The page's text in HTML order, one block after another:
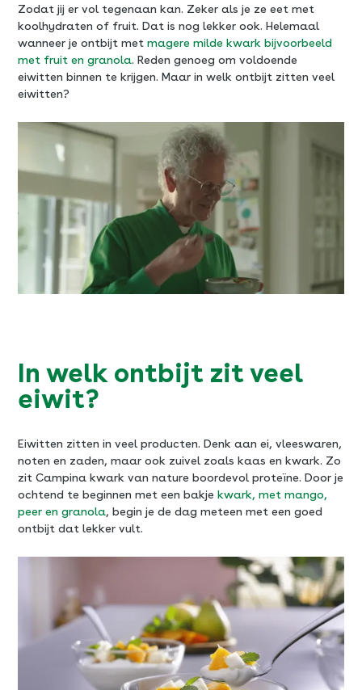
Zodat jij er vol tegenaan kan. Zeker als je ze eet met
koolhydraten of fruit. Dat is nog lekker ook. Helemaal
wanneer je ontbijt met magere milde kwark bijvoorbeeld
met fruit en granola. Reden genoeg om voldoende
eiwitten binnen te krijgen. Maar in welk ontbijt zitten veel
eiwitten?
In welk ontbijt zit veel
eiwit?
Eiwitten zitten in veel producten. Denk aan ei, vleeswaren,
noten en zaden, maar ook zuivel zoals kaas en kwark. Zo
zit Campina kwark van nature boordevol proteïne. Door je
ochtend te beginnen met een bakje kwark, met mango,
peer en granola, begin je de dag meteen met een goed
ontbijt dat lekker vult.